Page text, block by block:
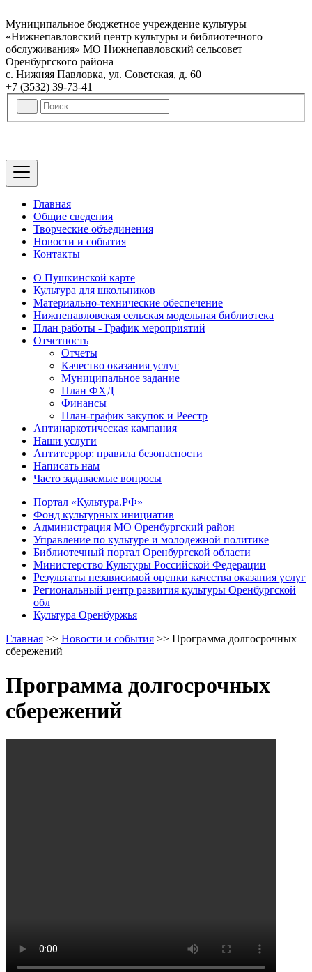
Муниципальное бюджетное учреждение культуры
«Нижнепавловский центр культуры и библиотечного
обслуживания» МО Нижнепавловский сельсовет
Оренбургского района
с. Нижняя Павловка, ул. Советская, д. 60
+7 (3532) 39-73-41
Главная
Общие сведения
Творческие объединения
Новости и события
Контакты
О Пушкинской карте
Культура для школьников
Материально-технические обеспечение
Нижнепавловская сельская модельная библиотека
План работы - График мероприятий
Отчетность
Отчеты
Качество оказания услуг
Муниципальное задание
План ФХД
Финансы
План-график закупок и Реестр
Антинаркотическая кампания
Наши услуги
Антитеррор: правила безопасности
Написать нам
Часто задаваемые вопросы
Портал «Культура.РФ»
Фонд культурных инициатив
Администрация МО Оренбургский район
Управление по культуре и молодежной политике
Библиотечный портал Оренбургской области
Министерство Культуры Российской Федерации
Результаты независимой оценки качества оказания услуг
Региональный центр развития культуры Оренбургской
обл
Культура Оренбуржья
Главная >> Новости и события >> Программа долгосрочных
сбережений
Программа долгосрочных
сбережений